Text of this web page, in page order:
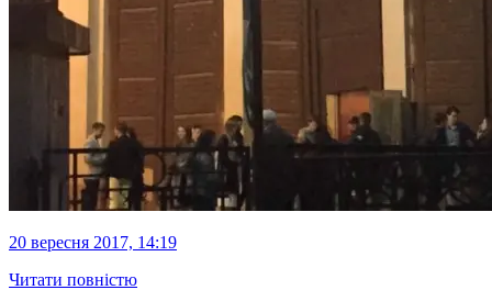
20 вересня 2017, 14:19
Читати повністю